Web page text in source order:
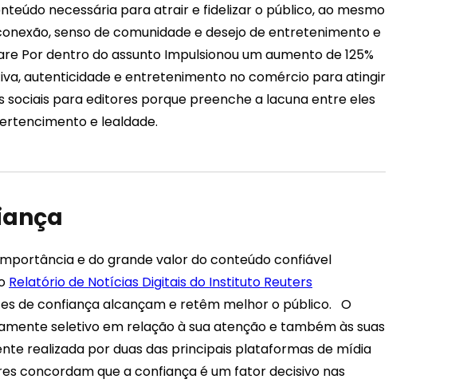
necessária para atrair e fidelizar o público, ao mesmo
senso de comunidade e desejo de entretenimento e
Por dentro do assunto Impulsionou um aumento de 125%
autenticidade e entretenimento no comércio para atingir
sociais para editores porque preenche a lacuna entre eles
e lealdade.
e do grande valor do conteúdo confiável
Relatório de Notícias Digitais do Instituto Reuters
de confiança alcançam e retêm melhor o público. O
seletivo em relação à sua atenção e também às suas
realizada por duas das principais plataformas de mídia
concordam que a confiança é um fator decisivo nas